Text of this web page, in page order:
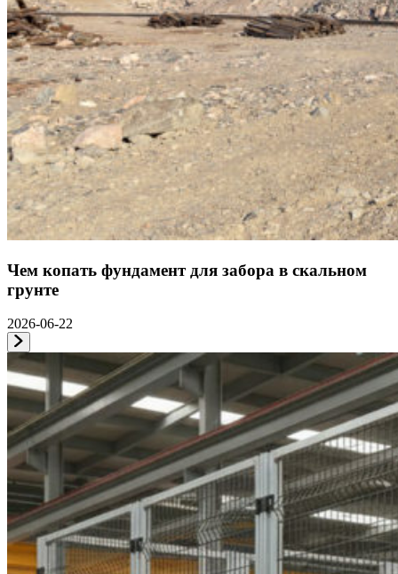
Чем копать фундамент для забора в скальном
грунте
2026-06-22